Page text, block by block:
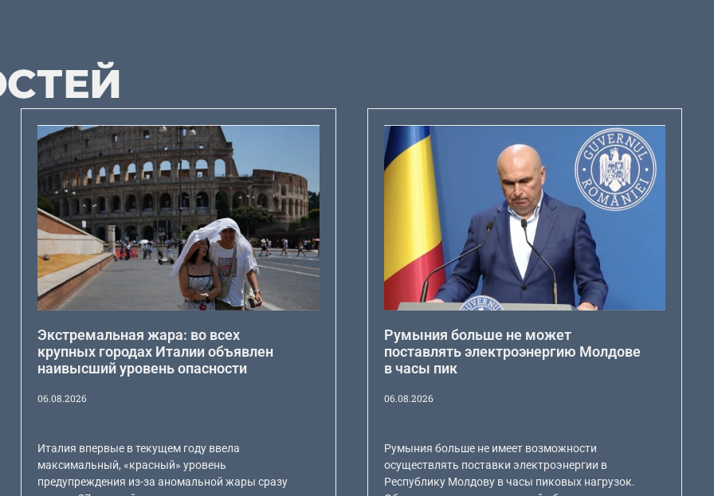
Экстремальная жара: во всех
крупных городах Италии объявлен
наивысший уровень опасности
06.08.2026
Италия впервые в текущем году ввела
максимальный, «красный» уровень
предупреждения из-за аномальной жары сразу
Румыния больше не может
поставлять электроэнергию Молдове
в часы пик
06.08.2026
Румыния больше не имеет возможности
осуществлять поставки электроэнергии в
Республику Молдову в часы пиковых нагрузок.